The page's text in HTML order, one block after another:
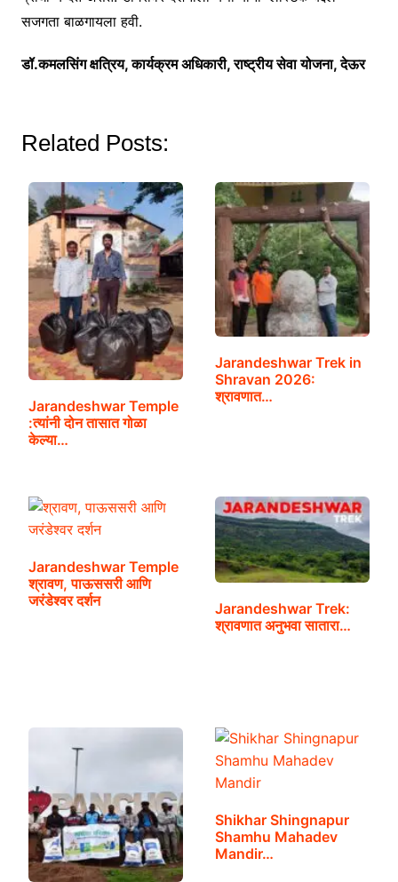
सजगता बाळगायला हवी.
डॉ.कमलसिंग क्षत्रिय, कार्यक्रम अधिकारी, राष्ट्रीय सेवा योजना, देऊर
Related Posts:
Jarandeshwar Temple
:त्यांनी दोन तासात गोळा
केल्या…
Jarandeshwar Trek in
Shravan 2026:
श्रावणात…
Jarandeshwar Temple
श्रावण, पाऊससरी आणि
जरंडेश्वर दर्शन
Jarandeshwar Trek:
श्रावणात अनुभवा सातारा…
Shikhar Shingnapur
Shamhu Mahadev
Mandir…